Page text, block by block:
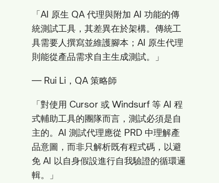
「AI 原生 QA 代理與附加 AI 功能的傳
統測試工具，其差異在於架構。傳統工
具需要人撰寫並維護腳本；AI 原生代理
則能從產品需求自主生成測試。」
— Rui Li，QA 策略師
「對使用 Cursor 或 Windsurf 等 AI 程
式輔助工具的團隊而言，測試必須是自
主的。AI 測試代理應從 PRD 中理解產
品意圖，而非只解析既有程式碼，以避
免 AI 以自身假設進行自我驗證的循環邏
輯。」